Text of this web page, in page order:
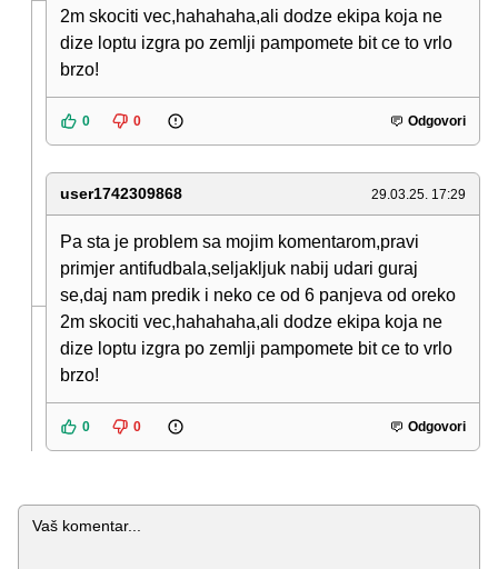
2m skociti vec,hahahaha,ali dodze ekipa koja ne
dize loptu izgra po zemlji pampomete bit ce to vrlo
brzo!
0 0 Odgovori
user1742309868 29.03.25. 17:29
Pa sta je problem sa mojim komentarom,pravi
primjer antifudbala,seljakljuk nabij udari guraj
se,daj nam predik i neko ce od 6 panjeva od oreko
2m skociti vec,hahahaha,ali dodze ekipa koja ne
dize loptu izgra po zemlji pampomete bit ce to vrlo
brzo!
0 0 Odgovori
Komentar